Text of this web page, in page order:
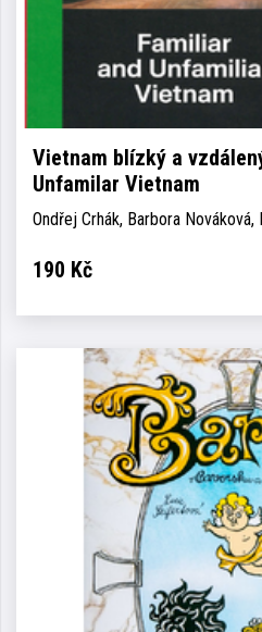
Vietnam blízký a
Unfamilar Vietnam
Ondřej Crhák, Barbora
190 Kč